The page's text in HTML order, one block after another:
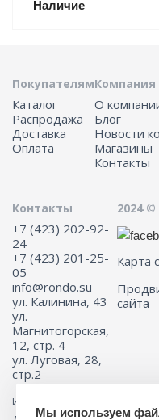
Наличие
Покупателям
Каталог
Распродажа
Доставка
Оплата
Компания
О
Блог
Новости
Магазины
Контакты
Контакты
+7 (423) 202-92-
24
+7 (423) 201-25-
05
info@rondo.su
ул. Калинина, 43
ул.
Магнитогорская,
12, стр. 4
ул. Луговая, 28,
стр.2
2024
Карта
сайта -
Информация на сайте не
Мы используем